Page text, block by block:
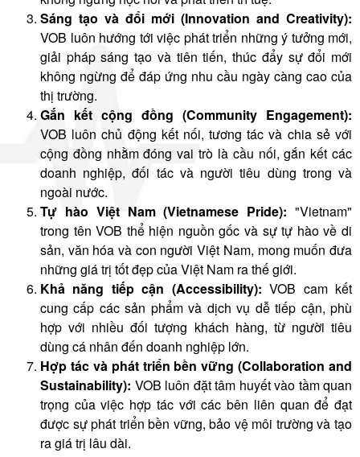
Sáng tạo và đổi mới (Innovation and Creativity):
VOB luôn hướng tới việc phát triển những ý tưởng mới,
giải pháp sáng tạo và tiên tiến, thúc đẩy sự đổi mới
không ngừng để đáp ứng nhu cầu ngày càng cao của
thị trường.
Gắn kết cộng đồng (Community Engagement):
VOB luôn chủ động kết nối, tương tác và chia sẻ với
cộng đồng nhằm đóng vai trò là cầu nối, gắn kết các
doanh nghiệp, đối tác và người tiêu dùng trong và
ngoài nước.
Tự hào Việt Nam (Vietnamese Pride): "Vietnam"
trong tên VOB thể hiện nguồn gốc và sự tự hào về di
sản, văn hóa và con người Việt Nam, mong muốn đưa
những giá trị tốt đẹp của Việt Nam ra thế giới.
Khả năng tiếp cận (Accessibility): VOB cam kết
cung cấp các sản phẩm và dịch vụ dễ tiếp cận, phù
hợp với nhiều đối tượng khách hàng, từ người tiêu
dùng cá nhân đến doanh nghiệp lớn.
Hợp tác và phát triển bền vững (Collaboration and
Sustainability): VOB luôn đặt tâm huyết vào tầm quan
trọng của việc hợp tác với các bên liên quan để đạt
được sự phát triển bền vững, bảo vệ môi trường và tạo
ra giá trị lâu dài.